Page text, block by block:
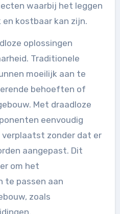
waarbij het leggen
kostbaar kan zijn.
oplossingen
Traditionele
moeilijk aan te
behoeften of
Met draadloze
eenvoudig
zonder dat er
aangepast. Dit
om het
te passen aan
zoals